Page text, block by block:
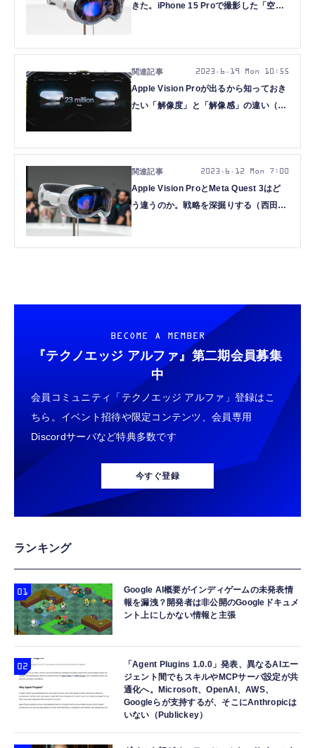
きた。iPhone 15 Proで撮影した「空間
Apple Vision Proが出るから知っておき
たい「解像度」と「解像感」の違い（西
2023.6.19 Mon 10:55
Apple Vision ProとMeta Quest 3はど
う違うのか。戦略を深掘りする（西田宗
2023.6.12 Mon 7:00
BECOME A MEMBER
『テクノエッジ アルファ』 第二期会員募集
中
会員コミュニティ「テクノエッジ アルファ」登録はこ
ちら。イベント招待や限定コンテンツ、会員専用
Discordサーバなど特典多数です
今すぐ登録
ランキング
Google AI概要がインディゲームの未発表情
報を漏洩？開発者は非公開のGoogleドキュメ
ント上にしかない情報と主張
「Agent Plugins 1.0.0」発表、異なるAIエー
ジェント間でもスキルやMCPサーバ設定が共
通化へ。Microsoft、OpenAI、AWS、
Googleらが支持するが、そこにAnthropicは
いない（Publickey）